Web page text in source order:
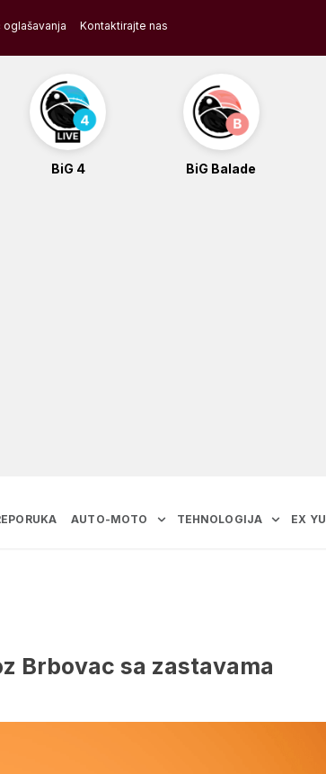
oglašavanja Kontaktirajte nas
BiG 4 BiG Balade
AUTO-MOTO TEHNOLOGIJA EX YU
Brbovac sa zastavama